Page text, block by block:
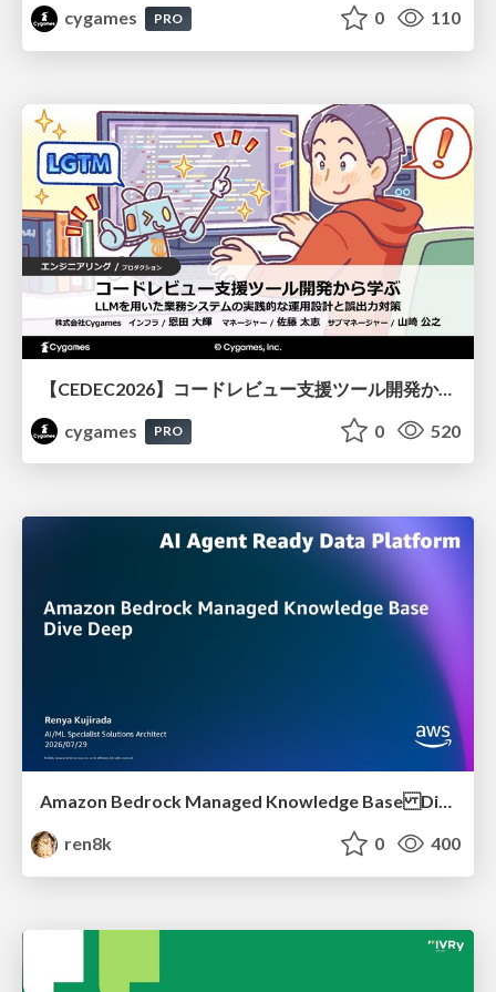
cygames
PRO 0 110
【CEDEC2026】コードレビュー支援ツール開発から学ぶ：LLMを用いた業務システムの実践的な運用設計と誤出力対策
cygames
PRO 0 520
Amazon Bedrock Managed Knowledge Base Dive Deep
ren8k
0 400